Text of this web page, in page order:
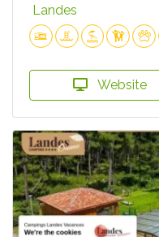
Landes
Website